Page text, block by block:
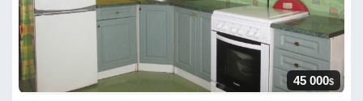
45 000$